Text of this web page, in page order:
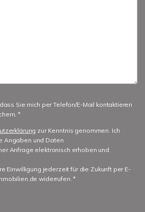
Sie mich per Telefon/E-Mail kontaktieren
*
zur Kenntnis genommen. Ich
Angaben und Daten
Anfrage elektronisch erhoben und
Einwilligung jederzeit für die Zukunft per E-
widerrufen. *